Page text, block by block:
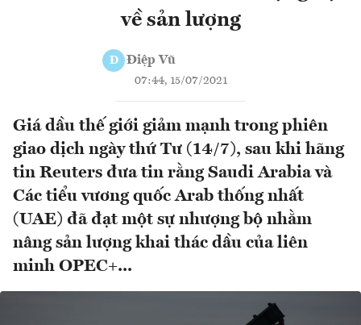
về sản lượng
Đ Điệp Vũ
07:44, 15/07/2021
Giá dầu thế giới giảm mạnh trong phiên
giao dịch ngày thứ Tư (14/7), sau khi hãng
tin Reuters đưa tin rằng Saudi Arabia và
Các tiểu vương quốc Arab thống nhất
(UAE) đã đạt một sự nhượng bộ nhằm
nâng sản lượng khai thác dầu của liên
minh OPEC+...